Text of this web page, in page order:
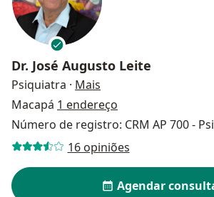
Dr. José Augusto Leite
Psiquiatra · Mais
Macapá 1 endereço
Número de registro: CRM AP 700 -
16 opiniões
Agendar